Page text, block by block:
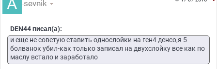
sevnik
DEN44 писал(а):
и еще не советую ставить однослойки на ген4 денсо,я 5
болванок убил-как только записал на двухслойку все как по
маслу встало и заработало